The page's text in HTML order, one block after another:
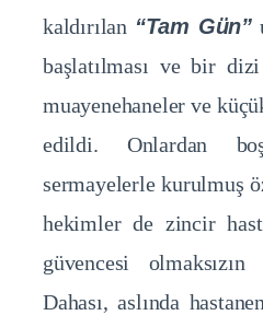
kaldırılan “Tam Gün”
başlatılması ve bir
muayenehaneler ve
edildi. Onlardan
sermayelerle kurulmuş
hekimler de zincir
güvencesi olmaksızın
Dahası, aslında